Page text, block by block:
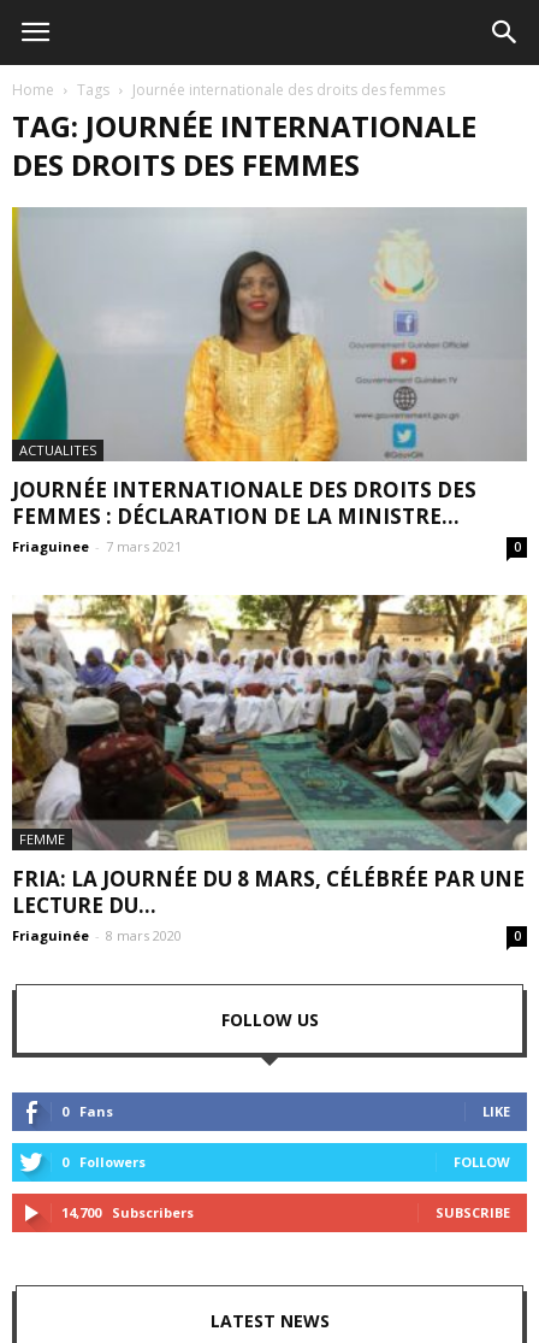
Home Tags Journée internationale des droits des femmes
TAG: JOURNÉE INTERNATIONALE
DES DROITS DES FEMMES
ACTUALITES
JOURNÉE INTERNATIONALE DES DROITS DES
FEMMES : DÉCLARATION DE LA MINISTRE...
Friaguinee - 7 mars 2021 0
FEMME
FRIA: LA JOURNÉE DU 8 MARS, CÉLÉBRÉE PAR UNE
LECTURE DU...
Friaguinée - 8 mars 2020 0
FOLLOW US
0 Fans LIKE
0 Followers FOLLOW
14,700 Subscribers SUBSCRIBE
LATEST NEWS